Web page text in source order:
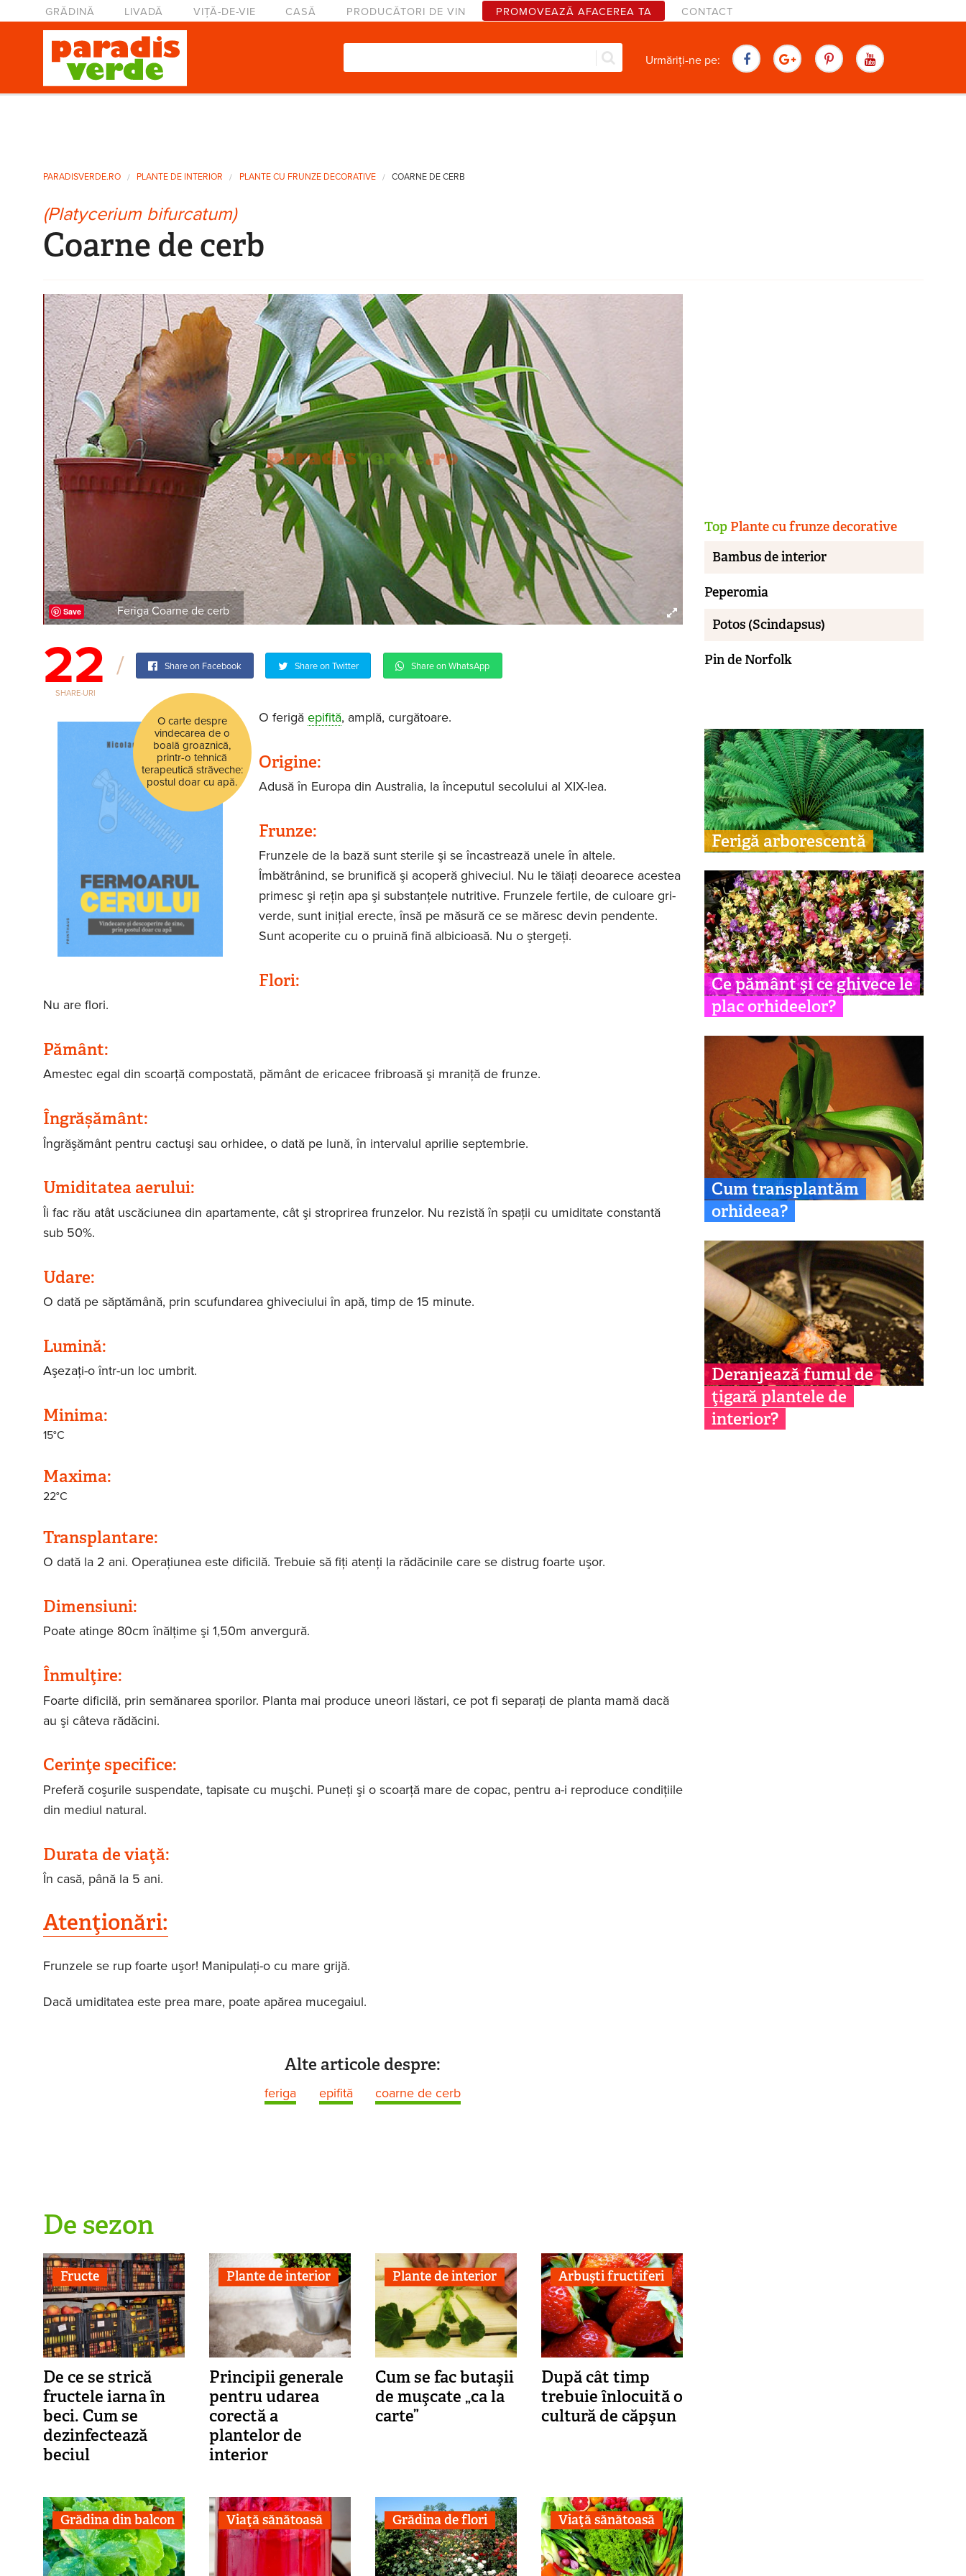
Mergi la conţinutul principal
Meniu principal
GRĂDINĂ LIVADĂ VIȚĂ-DE-VIE CASĂ PRODUCĂTORI DE VIN PROMOVEAZĂ AFACEREA TA CONTACT
Formular de căutare Urmăriți-ne pe:
Eşti aici
PARADISVERDE.RO PLANTE DE INTERIOR PLANTE CU FRUNZE DECORATIVE COARNE DE CERB
(Platycerium bifurcatum)
Coarne de cerb
Save Feriga Coarne de cerb
22
SHARE-URI
Share on Facebook Share on Twitter Share on WhatsApp
O carte despre
vindecarea de o
boală groaznică,
printr-o tehnică
terapeutică străveche:
postul doar cu apă.
O ferigă epifită, amplă, curgătoare.
Origine:
Adusă în Europa din Australia, la începutul secolului al XIX-lea.
Frunze:
Frunzele de la bază sunt sterile şi se încastrează unele în altele.
Îmbătrânind, se brunifică şi acoperă ghiveciul. Nu le tăiaţi deoarece acestea
primesc şi reţin apa şi substanţele nutritive. Frunzele fertile, de culoare gri-
verde, sunt iniţial erecte, însă pe măsură ce se măresc devin pendente.
Sunt acoperite cu o pruină fină albicioasă. Nu o ştergeţi.
Flori:
Nu are flori.
Pământ:
Amestec egal din scoarţă compostată, pământ de ericacee fribroasă şi mraniţă de frunze.
Îngrășământ:
Îngrăşământ pentru cactuşi sau orhidee, o dată pe lună, în intervalul aprilie septembrie.
Umiditatea aerului:
Îi fac rău atât uscăciunea din apartamente, cât şi stroprirea frunzelor. Nu rezistă în spaţii cu umiditate constantă
sub 50%.
Udare:
O dată pe săptămână, prin scufundarea ghiveciului în apă, timp de 15 minute.
Lumină:
Aşezaţi-o într-un loc umbrit.
Minima:
15°C
Maxima:
22°C
Transplantare:
O dată la 2 ani. Operaţiunea este dificilă. Trebuie să fiţi atenţi la rădăcinile care se distrug foarte uşor.
Dimensiuni:
Poate atinge 80cm înălţime şi 1,50m anvergură.
Înmulţire:
Foarte dificilă, prin semănarea sporilor. Planta mai produce uneori lăstari, ce pot fi separaţi de planta mamă dacă
au şi câteva rădăcini.
Cerinţe specifice:
Preferă coşurile suspendate, tapisate cu muşchi. Puneţi şi o scoarţă mare de copac, pentru a-i reproduce condiţiile
din mediul natural.
Durata de viaţă:
În casă, până la 5 ani.
Atenţionări:
Frunzele se rup foarte uşor! Manipulaţi-o cu mare grijă.
Dacă umiditatea este prea mare, poate apărea mucegaiul.
Alte articole despre:
feriga epifită coarne de cerb
De sezon
Fructe
De ce se strică
fructele iarna în
beci. Cum se
dezinfectează
beciul
Plante de interior
Principii generale
pentru udarea
corectă a
plantelor de
interior
Plante de interior
Cum se fac butaşii
de muşcate „ca la
carte”
Arbuşti fructiferi
După cât timp
trebuie înlocuită o
cultură de căpşun
Grădina din balcon Viaţă sănătoasă Grădina de flori Viaţă sănătoasă
TopPlante cu frunze decorative
Bambus de interior
Peperomia
Potos (Scindapsus)
Pin de Norfolk
Ferigă arborescentă
Ce pământ şi ce ghivece le
plac orhideelor?
Cum transplantăm
orhideea?
Deranjează fumul de
ţigară plantele de
interior?